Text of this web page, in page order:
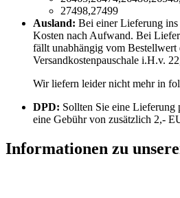
27498,27499
Ausland: Bei einer Lieferung
Kosten nach Aufwand. Bei
fällt unabhängig vom Bestellwert
Versandkostenpauschale i.H.v.
Wir liefern leider nicht mehr in
DPD: Sollten Sie eine
eine Gebühr von zusätzlich 2,-
Informationen zu